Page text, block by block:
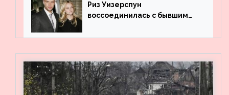
Риз Уизерспун
воссоединилась с бывшим